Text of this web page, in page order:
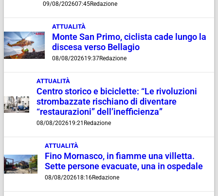
09/08/202607:45Redazione
ATTUALITÀ
Monte San Primo, ciclista cade lungo la
discesa verso Bellagio
08/08/202619:37Redazione
ATTUALITÀ
Centro storico e biciclette: “Le rivoluzioni
strombazzate rischiano di diventare
“restaurazioni” dell’inefficienza”
08/08/202619:21 Redazione
ATTUALITÀ
Fino Mornasco, in fiamme una villetta.
Sette persone evacuate, una in ospedale
08/08/202618:16Redazione